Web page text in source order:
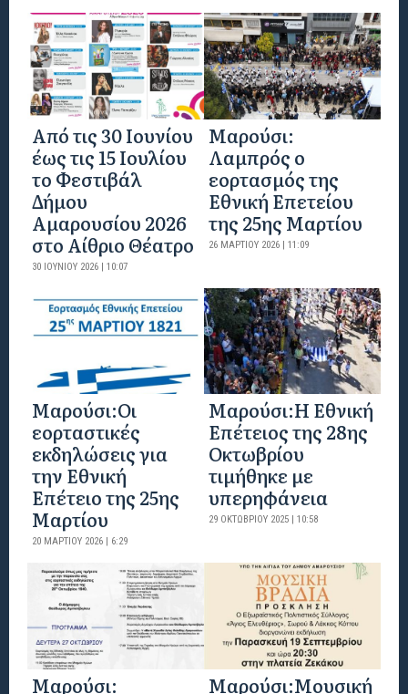
Από τις 30 Ιουνίου
έως τις 15 Ιουλίου
το Φεστιβάλ
Δήμου
Αμαρουσίου 2026
στο Αίθριο Θέατρο
30 ΙΟΥΝΊΟΥ 2026 | 10:07
Μαρούσι:
Λαμπρός ο
εορτασμός της
Εθνική Επετείου
της 25ης Μαρτίου
26 ΜΑΡΤΊΟΥ 2026 | 11:09
Μαρούσι:Οι
εορταστικές
εκδηλώσεις για
την Εθνική
Επέτειο της 25ης
Μαρτίου
20 ΜΑΡΤΊΟΥ 2026 | 6:29
Μαρούσι:H Εθνική
Επέτειος της 28ης
Οκτωβρίου
τιμήθηκε με
υπερηφάνεια
29 ΟΚΤΩΒΡΊΟΥ 2025 | 10:58
Μαρούσι:
Μαρούσι:Μουσική